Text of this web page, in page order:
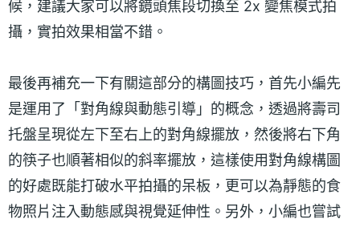
候，建議大家可以將鏡頭焦段切換至 2x 變焦模式拍
攝，實拍效果相當不錯。
最後再補充一下有關這部分的構圖技巧，首先小編先
是運用了「對角線與動態引導」的概念，透過將壽司
托盤呈現從左下至右上的對角線擺放，然後將右下角
的筷子也順著相似的斜率擺放，這樣使用對角線構圖
的好處既能打破水平拍攝的呆板，更可以為靜態的食
物照片注入動態感與視覺延伸性。另外，小編也嘗試